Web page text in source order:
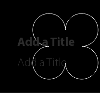
Add a Title
Add a Title